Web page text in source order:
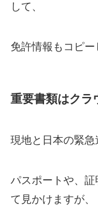
して、
免許情報もコピー
重要書類はクラ
現地と日本の緊急
パスポートや、
て見かけますが、